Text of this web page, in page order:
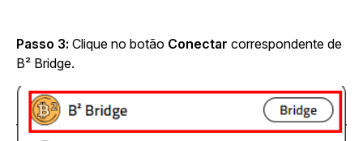
Passo 3: Clique no botão Conectar correspondente de
B² Bridge.